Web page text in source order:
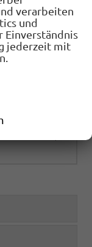
676,– €
676,– €
verarbeiten
und
Einverständnis
jederzeit mit